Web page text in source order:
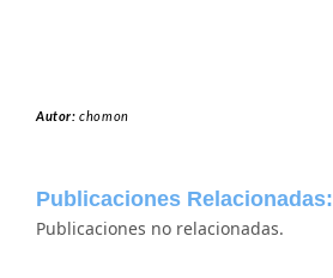
Autor:chomon
Publicaciones Relacionadas:
Publicaciones no relacionadas.